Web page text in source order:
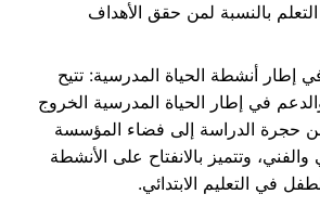
بالنسبة لمن حقق الأهداف
إطار أنشطة الحياة المدرسية: تتيح
في إطار الحياة المدرسية الخروج
حجرة الدراسة إلى فضاء المؤسسة
وتتميز بالانفتاح على الأنشطة
في التعليم الابتدائي.